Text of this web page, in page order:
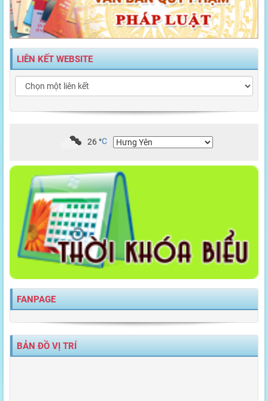
LIÊN KẾT WEBSITE
26°C
FANPAGE
BẢN ĐỒ VỊ TRÍ